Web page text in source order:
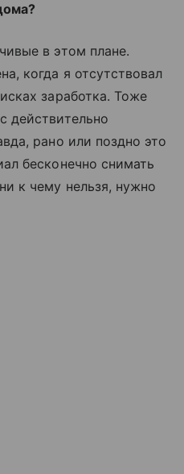
в этом плане.
когда я отсутствовал
заработка. Тоже
действительно
рано или поздно это
бесконечно снимать
к чему нельзя, нужно